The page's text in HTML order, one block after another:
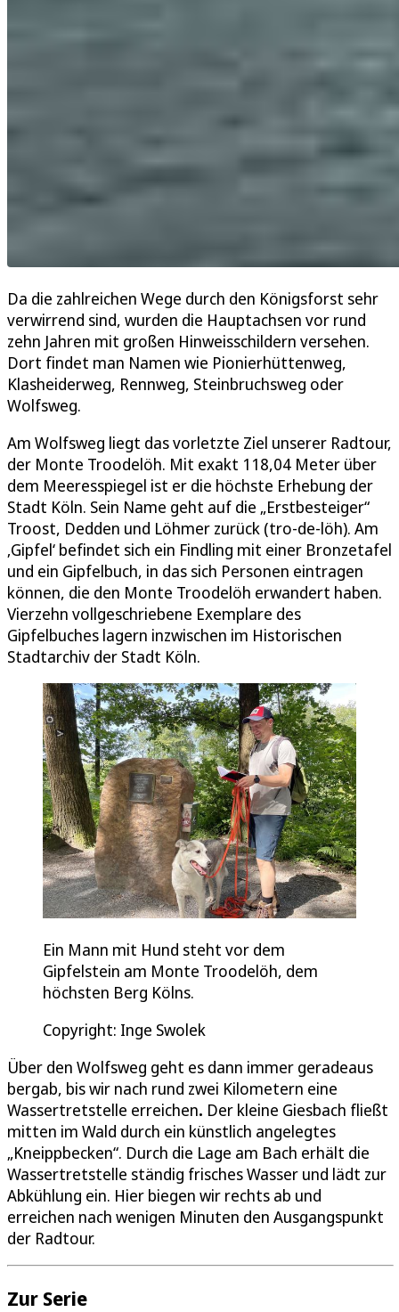
Da die zahlreichen Wege durch den Königsforst sehr
verwirrend sind, wurden die Hauptachsen vor rund
zehn Jahren mit großen Hinweisschildern versehen.
Dort findet man Namen wie Pionierhüttenweg,
Klasheiderweg, Rennweg, Steinbruchsweg oder
Wolfsweg.
Am Wolfsweg liegt das vorletzte Ziel unserer Radtour,
der Monte Troodelöh. Mit exakt 118,04 Meter über
dem Meeresspiegel ist er die höchste Erhebung der
Stadt Köln. Sein Name geht auf die „Erstbesteiger“
Troost, Dedden und Löhmer zurück (tro-de-löh). Am
‚Gipfel‘ befindet sich ein Findling mit einer Bronzetafel
und ein Gipfelbuch, in das sich Personen eintragen
können, die den Monte Troodelöh erwandert haben.
Vierzehn vollgeschriebene Exemplare des
Gipfelbuches lagern inzwischen im Historischen
Stadtarchiv der Stadt Köln.
Ein Mann mit Hund steht vor dem
Gipfelstein am Monte Troodelöh, dem
höchsten Berg Kölns.
Copyright: Inge Swolek
Über den Wolfsweg geht es dann immer geradeaus
bergab, bis wir nach rund zwei Kilometern eine
Wassertretstelle erreichen. Der kleine Giesbach fließt
mitten im Wald durch ein künstlich angelegtes
„Kneippbecken“. Durch die Lage am Bach erhält die
Wassertretstelle ständig frisches Wasser und lädt zur
Abkühlung ein. Hier biegen wir rechts ab und
erreichen nach wenigen Minuten den Ausgangspunkt
der Radtour.
Zur Serie